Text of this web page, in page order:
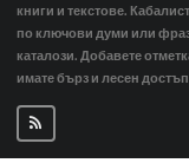
книги и текстове.
по ключови думи или
каталози. Добавете
имате бърз и лесен